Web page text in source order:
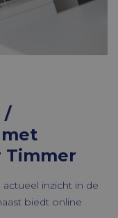
/
Timmer
inzicht in de
biedt online